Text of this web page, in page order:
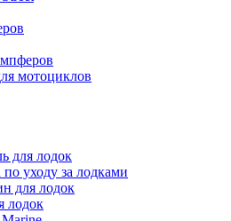
мотоциклов
для лодок
уходу за лодками
для лодок
лодок